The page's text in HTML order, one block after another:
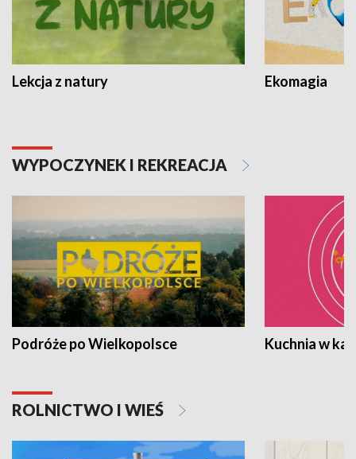
Lekcja z natury Ekomagia
WYPOCZYNEK I REKREACJA
Podróże po Wielkopolsce Kuchnia w
ROLNICTWO I WIEŚ